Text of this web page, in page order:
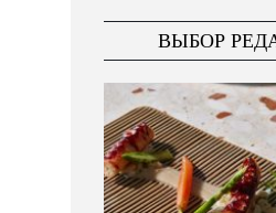
ВЫБОР